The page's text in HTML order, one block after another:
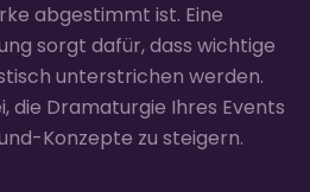
abgestimmt ist. Eine
sorgt dafür, dass wichtige
unterstrichen werden.
die Dramaturgie Ihres Events
Konzepte zu steigern.